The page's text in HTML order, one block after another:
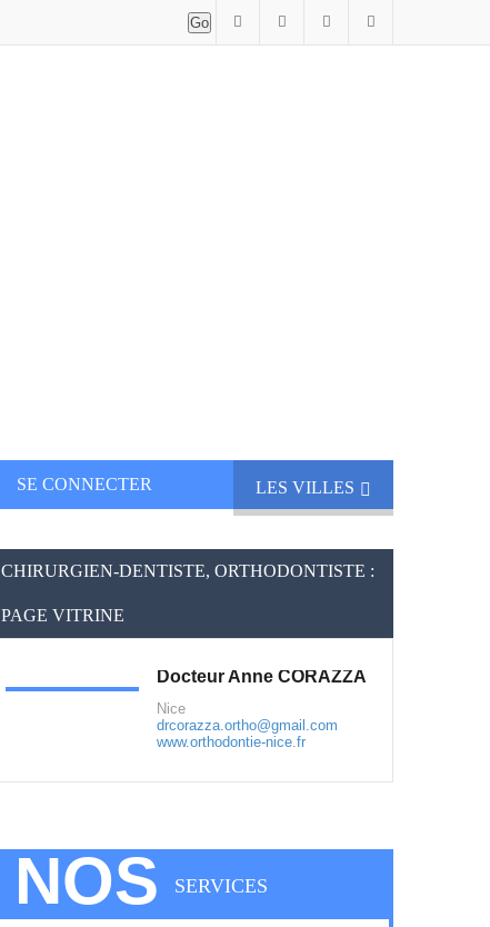
SE CONNECTER LES VILLES
CHIRURGIEN-DENTISTE, ORTHODONTISTE :
PAGE VITRINE
Docteur Anne CORAZZA
Nice
drcorazza.ortho@gmail.com
www.orthodontie-nice.fr
NOS SERVICES